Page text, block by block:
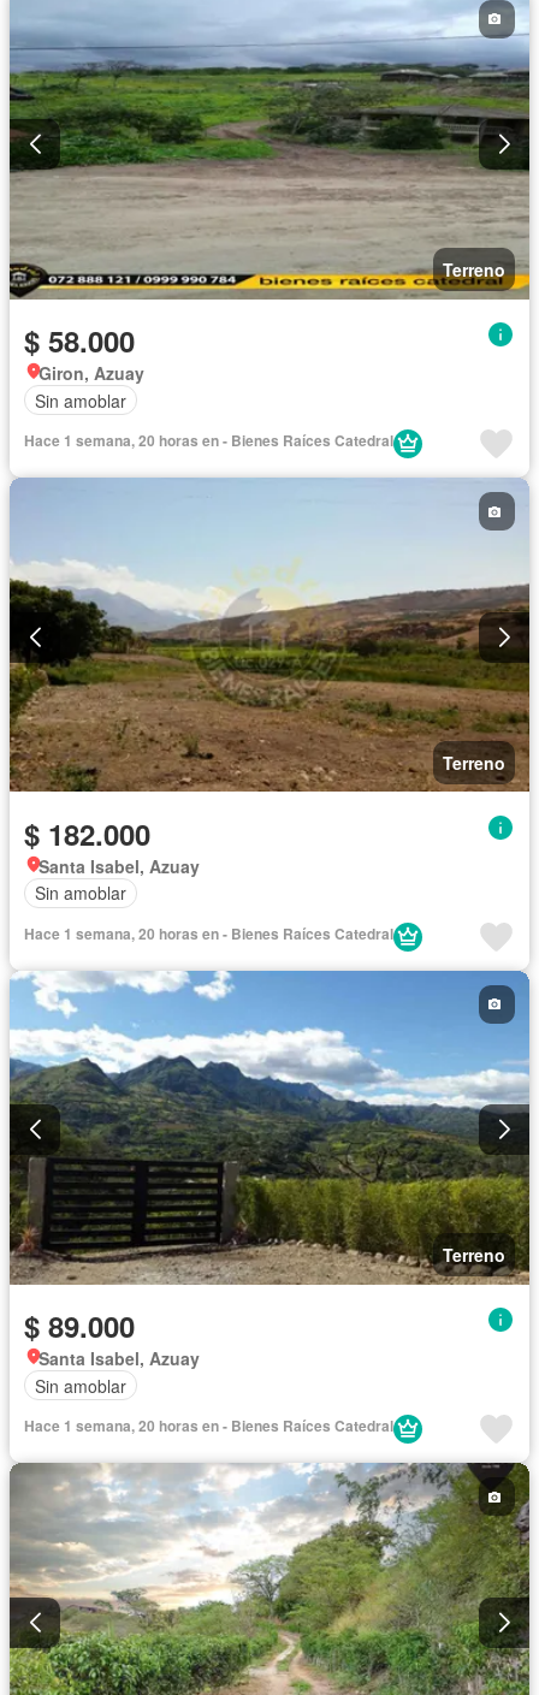
Terreno
$ 58.000
Giron, Azuay
Sin amoblar
Hace 1 semana, 20 horas en - Bienes Raíces Catedral
Terreno
$ 182.000
Santa Isabel, Azuay
Sin amoblar
Hace 1 semana, 20 horas en - Bienes Raíces Catedral
Terreno
$ 89.000
Santa Isabel, Azuay
Sin amoblar
Hace 1 semana, 20 horas en - Bienes Raíces Catedral